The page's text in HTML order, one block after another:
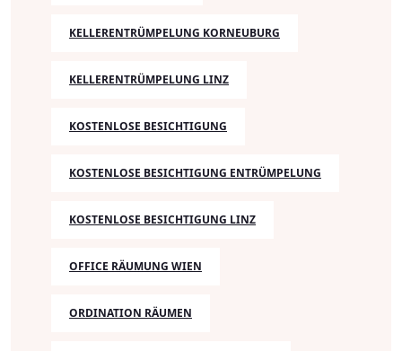
KELLERENTRÜMPELUNG KORNEUBURG
KELLERENTRÜMPELUNG LINZ
KOSTENLOSE BESICHTIGUNG
KOSTENLOSE BESICHTIGUNG ENTRÜMPELUNG
KOSTENLOSE BESICHTIGUNG LINZ
OFFICE RÄUMUNG WIEN
ORDINATION RÄUMEN